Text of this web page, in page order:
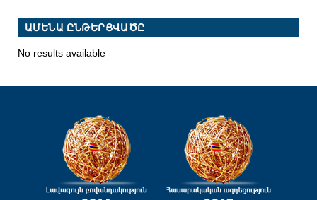
ԱՄԵՆԱ ԸՆԹԵՐՑՎԱԾԸ
No results available